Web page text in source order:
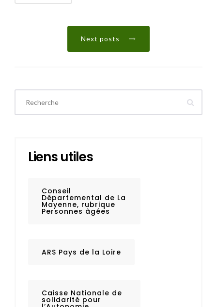
Next posts
Liens utiles
Conseil
Départemental de La
Mayenne, rubrique
Personnes âgées
ARS Pays de la Loire
Caisse Nationale de
solidarité pour